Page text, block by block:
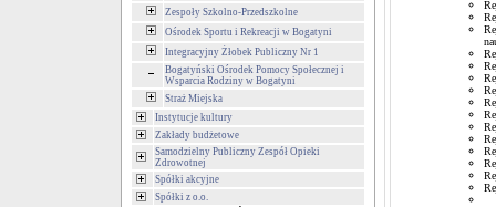
Zespoły Szkolno-Przedszkolne
Ośrodek Sportu i Rekreacji w Bogatyni
Integracyjny Żłobek Publiczny Nr 1
Bogatyński Ośrodek Pomocy Społecznej i
Wsparcia Rodziny w Bogatyni
Straż Miejska
Instytucje kultury
Zakłady budżetowe
Samodzielny Publiczny Zespół Opieki
Zdrowotnej
Spółki akcyjne
Spółki z o.o.